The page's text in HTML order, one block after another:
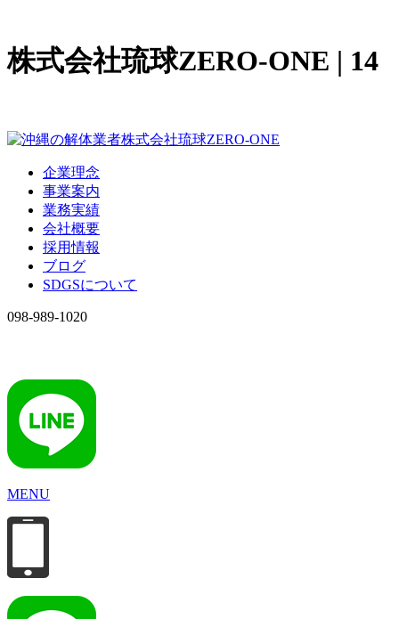
株式会社琉球ZERO-ONE | 14
企業理念
事業案内
業務実績
会社概要
採用情報
ブログ
SDGSについて
098-989-1020
MENU